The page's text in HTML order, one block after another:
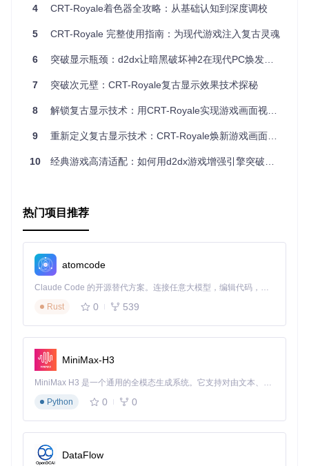
源码开放：完全免费且开源，允许你在MIT许可证下自由修
特效，更是一段可以触碰的历史记忆。如果你热爱复古风格或
你一试。立即行动，让你的游戏带上岁月的痕迹，带给玩家独
查看GitHub项目|了解更多作者的资源
4 CRT-Royale着色器全攻略：从基础认知到深度调校
5 CRT-Royale 完整使用指南：为现代游戏注入复古灵魂
6 突破显示瓶颈：d2dx让暗黑破坏神2在现代PC焕发新生
7 突破次元壁：CRT-Royale复古显示效果技术探秘
8 解锁复古显示技术：用CRT-Royale实现游戏画面视觉重构
9 重新定义复古显示技术：CRT-Royale焕新游戏画面风格转换指南
10 经典游戏高清适配：如何用d2dx游戏增强引擎突破暗黑破坏神2的显示与性能限制
热门项目推荐
atomcode
Claude Code 的开源替代方案。连接任意大模型，编辑代码，运行命令，自动验证 — 全自动执行。用 Rust 构建，极致性能。 ｜ An open-source alternative to Claude Code. Connect any LLM, edit code, run commands, and verify changes — autonomously. Built in Rust for speed. Get Started
Rust
0 539
MiniMax-H3
MiniMax H3 是一个通用的全模态生成系统。它支持对由文本、图像、视频和音频组成的多模态上下文进行统一理解，并能生成分辨率高达 2K、时长可达 15 秒的带原生立体声音频的视频。得益于面向任务泛化的系统设计，H3 在预训练阶段就已具备广泛的多模态上下文理解与生成能力，能够出色地执行复杂的多模态指令。
Python
0 0
DataFlow